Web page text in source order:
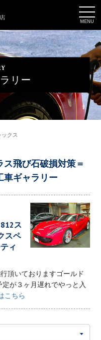
t
o
g
g
l
e
n
a
a
t
i
o
n
リー
クス
飛び石破損対策＝
車ギャラリー
ス
スペ
ィ
頂いておりますゴールド
が３ヶ月遅れでやっと入
こちら